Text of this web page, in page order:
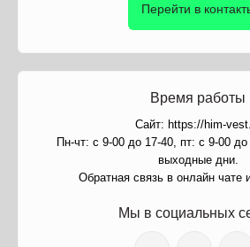
Перейти в
Время работы
Сайт: https://him-
Пн-чт: с 9-00 до 17-40, пт: с 9-00
выходные дни.
Обратная связь в онлайн чате
Мы в социальных